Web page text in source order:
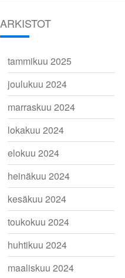
ARKISTOT
tammikuu 2025
joulukuu 2024
marraskuu 2024
lokakuu 2024
elokuu 2024
heinäkuu 2024
kesäkuu 2024
toukokuu 2024
huhtikuu 2024
maaliskuu 2024